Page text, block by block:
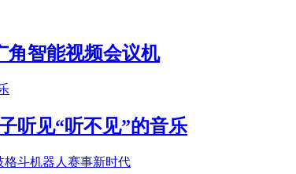
角智能视频会议机
听见“听不见”的音乐